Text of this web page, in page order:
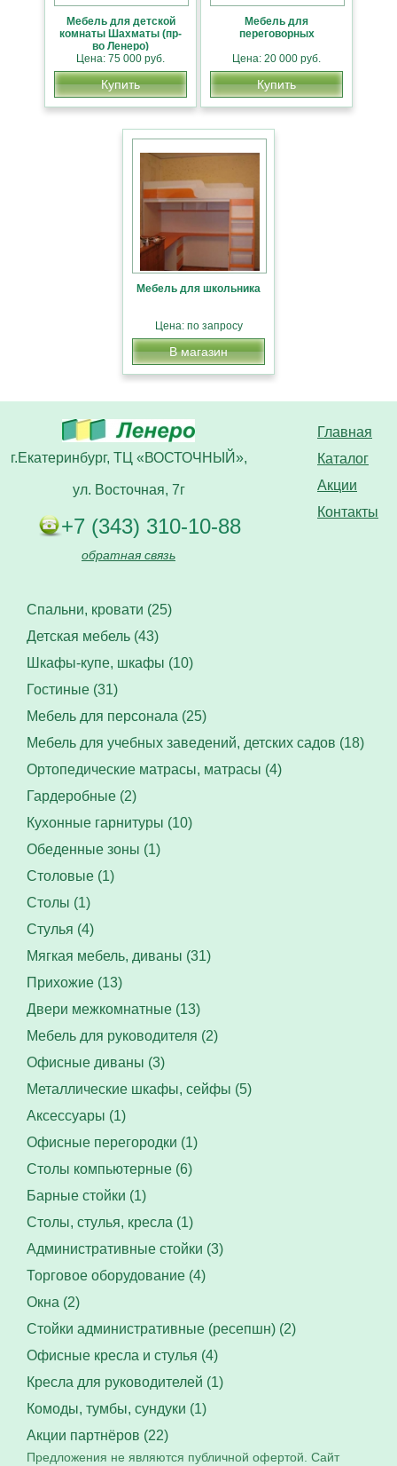
Мебель для детской
комнаты Шахматы (пр-
во Ленеро)
Цена: 75 000 руб.
Купить
Мебель для
переговорных
Цена: 20 000 руб.
Купить
Мебель для школьника
Цена: по запросу
В магазин
Главная
Каталог
Акции
Контакты
г.Екатеринбург, ТЦ «ВОСТОЧНЫЙ»,
ул. Восточная, 7г
+7 (343) 310-10-88
обратная связь
Спальни, кровати (25)
Детская мебель (43)
Шкафы-купе, шкафы (10)
Гостиные (31)
Мебель для персонала (25)
Мебель для учебных заведений, детских садов (18)
Ортопедические матрасы, матрасы (4)
Гардеробные (2)
Кухонные гарнитуры (10)
Обеденные зоны (1)
Столовые (1)
Столы (1)
Стулья (4)
Мягкая мебель, диваны (31)
Прихожие (13)
Двери межкомнатные (13)
Мебель для руководителя (2)
Офисные диваны (3)
Металлические шкафы, сейфы (5)
Аксессуары (1)
Офисные перегородки (1)
Столы компьютерные (6)
Барные стойки (1)
Столы, стулья, кресла (1)
Административные стойки (3)
Торговое оборудование (4)
Окна (2)
Стойки административные (ресепшн) (2)
Офисные кресла и стулья (4)
Кресла для руководителей (1)
Комоды, тумбы, сундуки (1)
Акции партнёров (22)
Предложения не являются публичной офертой. Сайт